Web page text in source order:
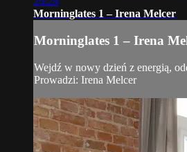
Morninglates 1 – Irena Melcer
Morninglates 1 – Irena
Wejdź w nowy dzień z energią,
Prowadzi: Irena Melcer